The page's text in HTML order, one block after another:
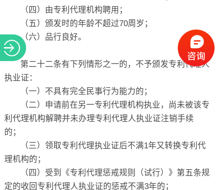
（四）由专利代理机构聘用；
（五）颁发时的年龄不超过70周岁；
（六）品行良好。
第二十二条有下列情形之一的，不予颁发专利代理人
执业证：
（一）不具有完全民事行为能力的；
（二）申请前在另一专利代理机构执业，尚未被该专
利代理机构解聘并未办理专利代理人执业证注销手续
的；
（三）领取专利代理执业证后不满1年又转换专利代
理机构的；
（四）受到《专利代理惩戒规则（试行）》第五条规
定的收回专利代理人执业证的惩戒不满3年的；